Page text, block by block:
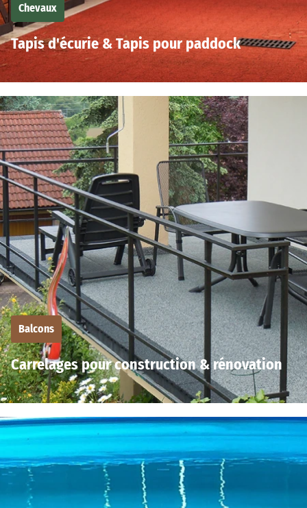
Chevaux
Tapis d'écurie & Tapis pour paddock
Balcons
Carrelages pour construction & rénovation